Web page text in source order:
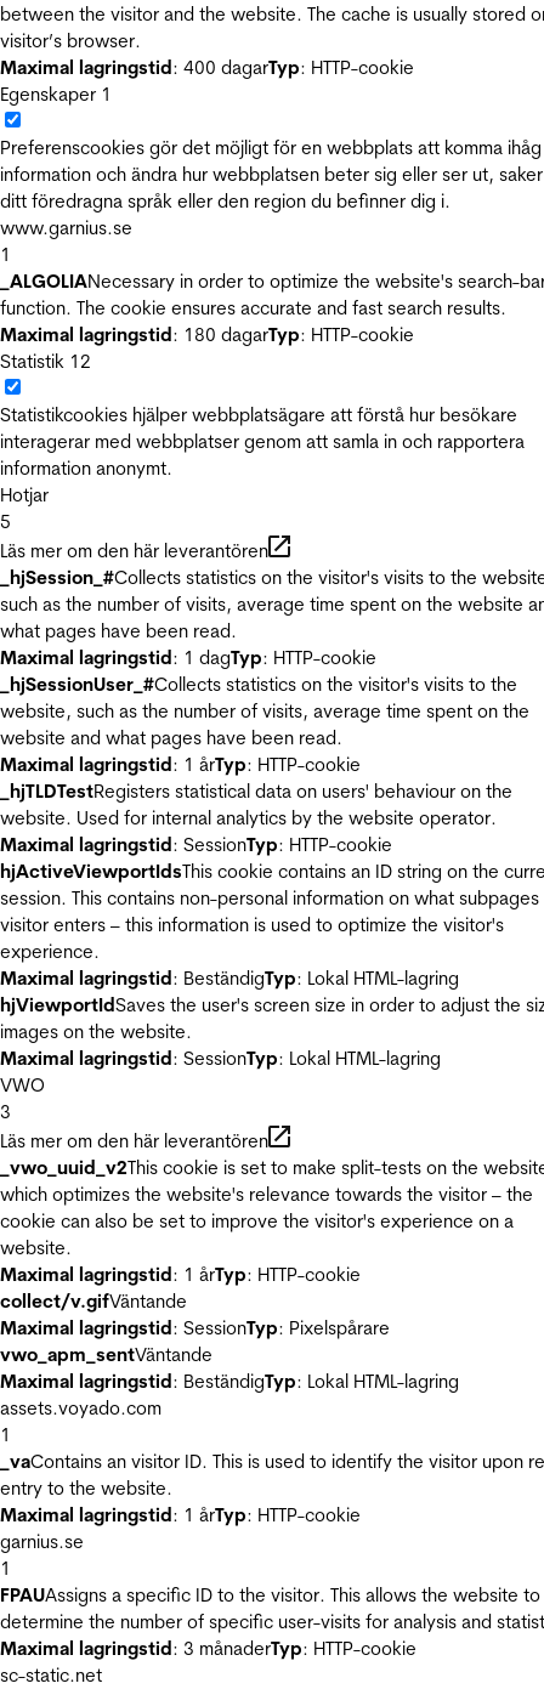
between the visitor and the website. The cache is usually stored
visitor’s browser.
Maximal lagringstid: 400 dagarTyp: HTTP-cookie
Egenskaper 1
Preferenscookies gör det möjligt för en webbplats att komma ihåg
information och ändra hur webbplatsen beter sig eller ser ut,
ditt föredragna språk eller den region du befinner dig i.
www.garnius.se
1
_ALGOLIANecessary in order to optimize the website's search-
function. The cookie ensures accurate and fast search results.
Maximal lagringstid: 180 dagarTyp: HTTP-cookie
Statistik 12
Statistikcookies hjälper webbplatsägare att förstå hur besökare
interagerar med webbplatser genom att samla in och rapportera
information anonymt.
Hotjar
5
Läs mer om den här leverantören
_hjSession_#Collects statistics on the visitor's visits to the
such as the number of visits, average time spent on the website
what pages have been read.
Maximal lagringstid: 1 dagTyp: HTTP-cookie
_hjSessionUser_#Collects statistics on the visitor's visits to the
website, such as the number of visits, average time spent on the
website and what pages have been read.
Maximal lagringstid: 1 årTyp: HTTP-cookie
_hjTLDTestRegisters statistical data on users' behaviour on the
website. Used for internal analytics by the website operator.
Maximal lagringstid: SessionTyp: HTTP-cookie
hjActiveViewportIdsThis cookie contains an ID string on the
session. This contains non-personal information on what
visitor enters – this information is used to optimize the visitor's
experience.
Maximal lagringstid: BeständigTyp: Lokal HTML-lagring
hjViewportIdSaves the user's screen size in order to adjust the
images on the website.
Maximal lagringstid: SessionTyp: Lokal HTML-lagring
VWO
3
Läs mer om den här leverantören
_vwo_uuid_v2This cookie is set to make split-tests on the
which optimizes the website's relevance towards the visitor – the
cookie can also be set to improve the visitor's experience on a
website.
Maximal lagringstid: 1 årTyp: HTTP-cookie
collect/v.gifVäntande
Maximal lagringstid: SessionTyp: Pixelspårare
vwo_apm_sentVäntande
Maximal lagringstid: BeständigTyp: Lokal HTML-lagring
assets.voyado.com
1
_vaContains an visitor ID. This is used to identify the visitor upon
entry to the website.
Maximal lagringstid: 1 årTyp: HTTP-cookie
garnius.se
1
FPAUAssigns a specific ID to the visitor. This allows the website to
determine the number of specific user-visits for analysis and
Maximal lagringstid: 3 månaderTyp: HTTP-cookie
sc-static.net